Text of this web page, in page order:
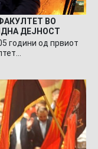
ВО
ДЕЈНОСТ
години од првиот